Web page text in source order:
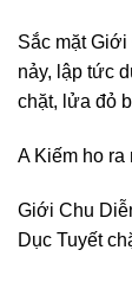
Sắc mặt
nảy, lập tức
chặt, lửa đỏ
A Kiếm ho ra
Giới Chu
Dục Tuyết